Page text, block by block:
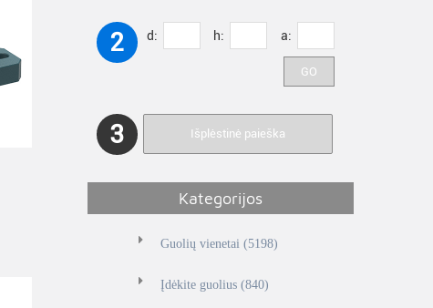
2 d: h: a:
3 Išplėstinė paieška
Kategorijos
Guolių vienetai (5198)
Įdėkite guolius (840)